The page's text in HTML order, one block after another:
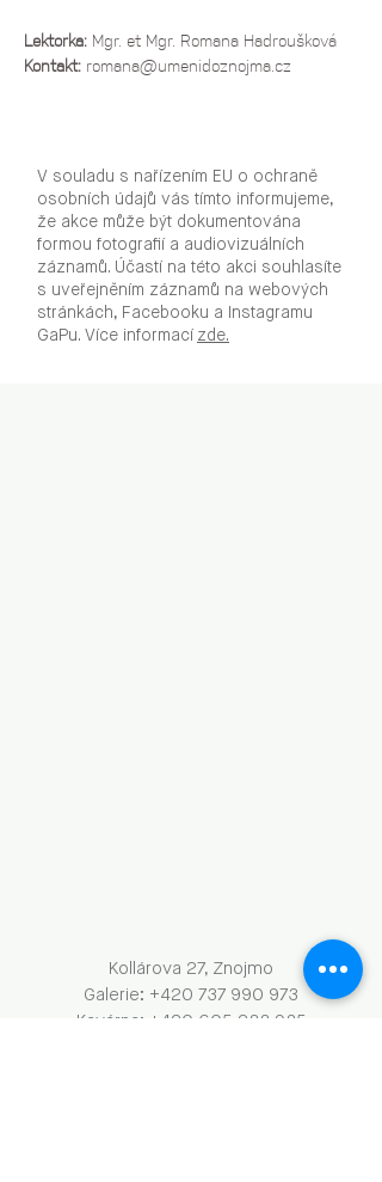
Lektorka: Mgr. et Mgr. Romana Hadroušková
Kontakt: romana@umenidoznojma.cz
V souladu s nařízením EU o ochraně
osobních údajů vás tímto informujeme,
že akce může být dokumentována
formou fotografií a audiovizuálních
záznamů. Účastí na této akci souhlasíte
s uveřejněním záznamů na webových
stránkách, Facebooku a Instagramu
GaPu. Více informací zde.
Kollárova 27, Znojmo
Galerie: +420 737 990 973
Kavárna: +420 605 288 985